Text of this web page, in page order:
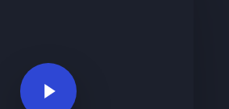
Play Video